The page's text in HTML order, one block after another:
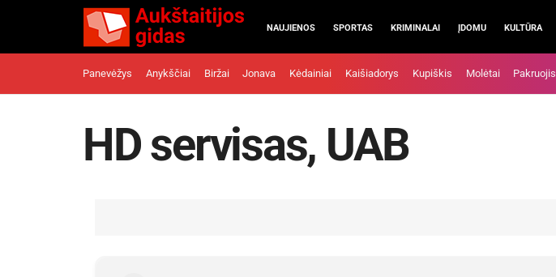
NAUJIENOS SPORTAS KRIMINALAI ĮDOMU KULTŪRA
Panevėžys Anykščiai Biržai Jonava Kėdainiai Kaišiadorys Kupiškis Molėtai Pakruojis
HD servisas, UAB